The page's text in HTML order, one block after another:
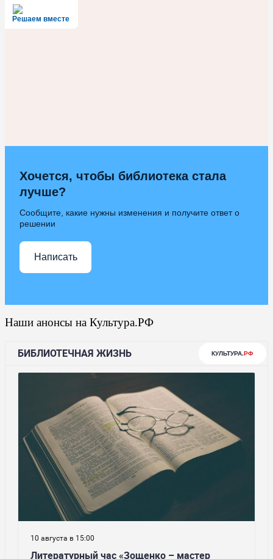
Решаем вместе
Хочется, чтобы библиотека стала
лучше?
Сообщите, какие нужны изменения и получите ответ о
решении
Написать
Наши анонсы на Культура.РФ